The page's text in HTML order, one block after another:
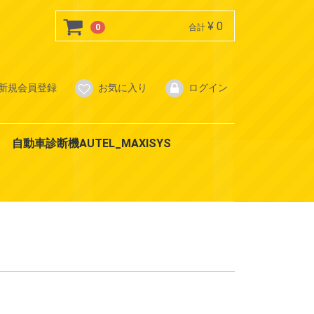
0 合計 ¥ 0
規会員登録 お気に入り ログイン
自動車診断機AUTEL_MAXISYS